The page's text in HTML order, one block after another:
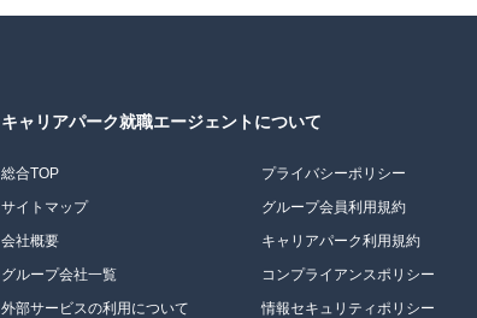
キャリアパーク就職エージェントについて
総合TOP
サイトマップ
会社概要
グループ会社一覧
外部サービスの利用について
プライバシーポリシー
グループ会員利用規約
キャリアパーク利用規約
コンプライアンスポリシー
情報セキュリティポリシー